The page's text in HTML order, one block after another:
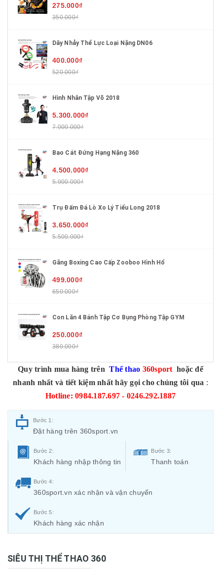
275.000₫
350.000₫
Dây Nhảy Thể Lực Loại Nặng DN06
400.000₫
520.000₫
Hình Nhân Tập Võ 2018
5.300.000₫
7.000.000₫
Bao Cát Đứng Hạng Nặng 360
4.500.000₫
5.900.000₫
Trụ Đấm Đá Lò Xo Lý Tiểu Long 2018
3.650.000₫
5.500.000₫
Găng Boxing Cao Cấp Zooboo Hình Hổ
499.000₫
650.000₫
Con Lăn 4 Bánh Tập Cơ Bụng Phòng Tập GYM
250.000₫
380.000₫
Quy trình mua hàng trên Thể thao 360sport hoặc để
nhanh nhất và tiết kiệm nhất hãy gọi cho chúng tôi qua :
Hotline: 0984.187.697 - 0246.292.1887
Bước 1:
Đặt hàng trên 360sport.vn
Bước 2:
Khách hàng nhập thông tin
Bước 3:
Thanh toán
Bước 4:
360sport.vn xác nhận và vận chuyển
Bước 5:
Khách hàng xác nhận
SIÊU THỊ THỂ THAO 360